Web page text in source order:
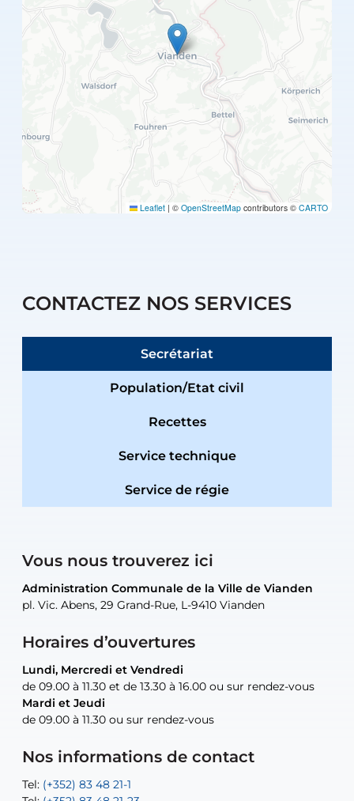
Leaflet | © OpenStreetMap contributors © CARTO
CONTACTEZ NOS SERVICES
Secrétariat
Population/Etat civil
Recettes
Service technique
Service de régie
Vous nous trouverez ici
Administration Communale de la Ville de Vianden
pl. Vic. Abens, 29 Grand-Rue, L-9410 Vianden
Horaires d’ouvertures
Lundi, Mercredi et Vendredi
de 09.00 à 11.30 et de 13.30 à 16.00 ou sur rendez-vous
Mardi et Jeudi
de 09.00 à 11.30 ou sur rendez-vous
Nos informations de contact
Tel: (+352) 83 48 21-1
Administration Communale de la Ville de Vianden
pl. Vic. Abens, 29 Grand-Rue, L-9410 Vianden
Lundi, Mercredi et Vendredi
de 09.00 à 11.30 et de 13.30 à 16.00 ou sur rendez-vous
Mardi et Jeudi
de 09.00 à 11.30 ou sur rendez-vous
Tel: (+352) 83 48 21-20
Administration Communale de la Ville de Vianden
pl. Vic. Abens, 29 Grand-Rue, L-9410 Vianden
uniquement sur rendez-vous
Mail:recette@vianden.lu
Administration Communale de la Ville de Vianden
pl. Vic. Abens, 29 Grand-Rue, L-9410 Vianden
uniquement sur rendez-vous
Tel:(+352) 83 48 21-31
Atelier Communal de la Ville de Vianden
30, rue Neugarten, L-9422 Vianden
uniquement sur rendez-vous
Tel:Permanence (Fuite d’eau) : 83 48 21 61